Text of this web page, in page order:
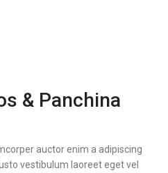
& Panchina
auctor enim a adipiscing
vestibulum laoreet eget vel